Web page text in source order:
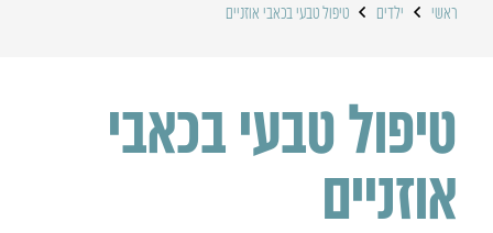
ראשי ילדים טיפול טבעי בכאבי אוזניים
טיפול טבעי בכאבי
אוזניים